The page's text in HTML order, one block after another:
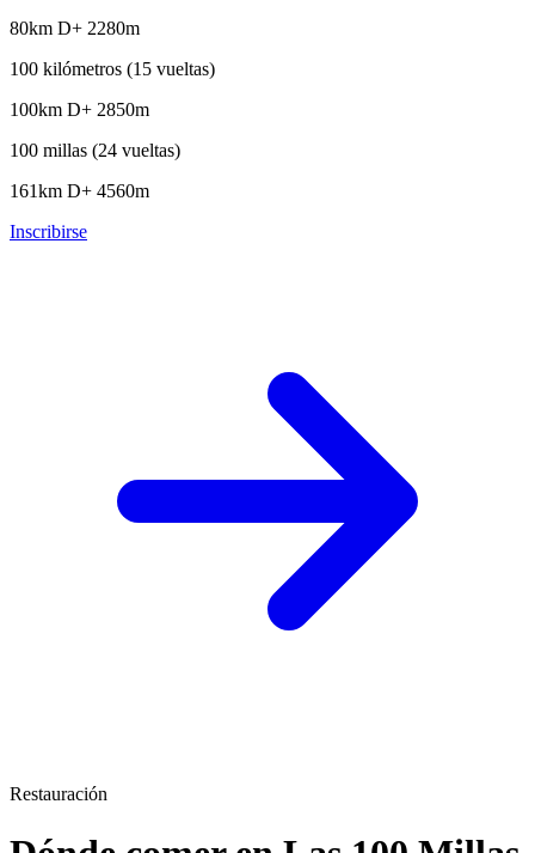
80km D+ 2280m
100 kilómetros (15 vueltas)
100km D+ 2850m
100 millas (24 vueltas)
161km D+ 4560m
Inscribirse
Restauración